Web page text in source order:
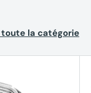
toute la catégorie